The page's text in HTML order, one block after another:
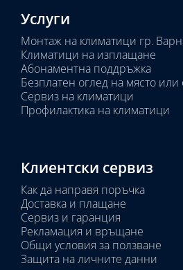
Услуги
Монтаж на климатици гр.
Климатици на изплащане
Абонаментна поддръжка
Безплатен оглед на място или
Сервиз на климатици
Профилактика на климатици
Клиентски сервиз
Как да направя поръчка
Доставка и плащане
Сервиз и гаранция
Рекламация и връщане
Общи условия за ползване
Защита на личните данни